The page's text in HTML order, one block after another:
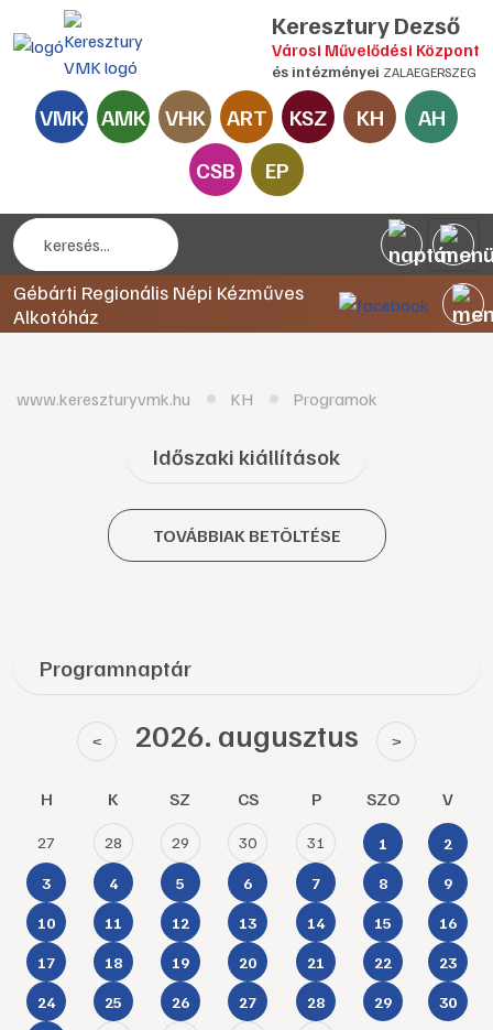
Keresztury Dezső
Városi Művelődési Központ
és intézményei ZALAEGERSZEG
VMK AMK VHK ART KSZ KH
AH
CSB
EP
Gébárti Regionális Népi Kézműves
Alkotóház
www.kereszturyvmk.hu KH Programok
Időszaki kiállítások
TOVÁBBIAK BETÖLTÉSE
Programnaptár
< 2026. augusztus >
H K SZ CS P SZO V
27 28 29 30 31 1 2
3 4 5 6 7 8 9
10 11 12 13 14 15 16
17 18 19 20 21 22 23
24 25 26 27 28 29 30